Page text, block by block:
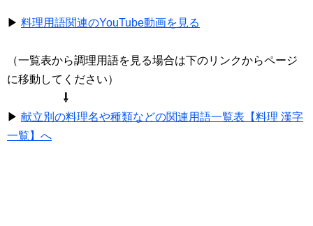
▶ 料理用語関連のYouTube動画を見る
（一覧表から調理用語を見る場合は下のリンクからページ
に移動してください）
⇩
▶ 献立別の料理名や種類などの関連用語一覧表【料理 漢字
一覧】へ